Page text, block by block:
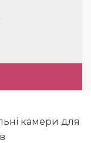
камери для